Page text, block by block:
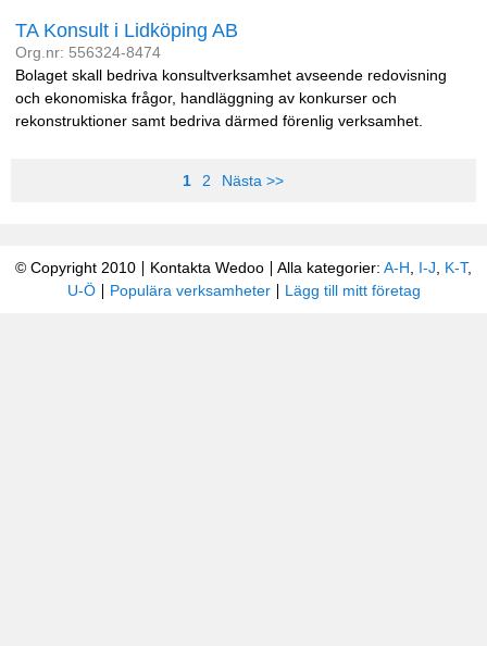
TA Konsult i Lidköping AB
Org.nr: 556324-8474
Bolaget skall bedriva konsultverksamhet avseende redovisning
och ekonomiska frågor, handläggning av konkurser och
rekonstruktioner samt bedriva därmed förenlig verksamhet.
1 2 Nästa >>
© Copyright 2010 Kontakta Wedoo Alla kategorier: A-H I-J K-T,
U-Ö
Populära verksamheter Lägg till mitt företag